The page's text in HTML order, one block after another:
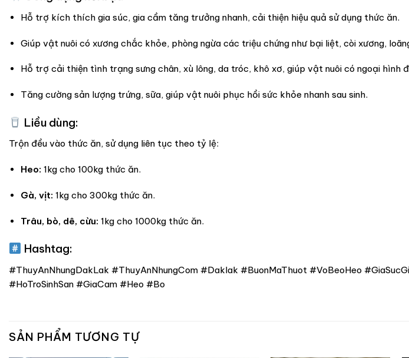
Hỗ trợ kích thích gia súc, gia cầm tăng trưởng nhanh, cải thiện hiệu quả sử dụng thức ăn.
Giúp vật nuôi có xương chắc khỏe, phòng ngừa các triệu chứng như bại liệt, còi xương,
Hỗ trợ cải thiện tình trạng sưng chân, xù lông, da tróc, khô xơ, giúp vật nuôi có ngoại hình
Tăng cường sản lượng trứng, sữa, giúp vật nuôi phục hồi sức khỏe nhanh sau sinh.
Liều dùng:
Trộn đều vào thức ăn, sử dụng liên tục theo tỷ lệ:
Heo: 1kg cho 100kg thức ăn.
Gà, vịt: 1kg cho 300kg thức ăn.
Trâu, bò, dê, cừu: 1kg cho 1000kg thức ăn.
Hashtag:
#ThuyAnNhungDakLak #ThuyAnNhungCom #Daklak #BuonMaThuot #VoBeoHeo
#HoTroSinhSan #GiaCam #Heo #Bo
SẢN PHẨM TƯƠNG TỰ